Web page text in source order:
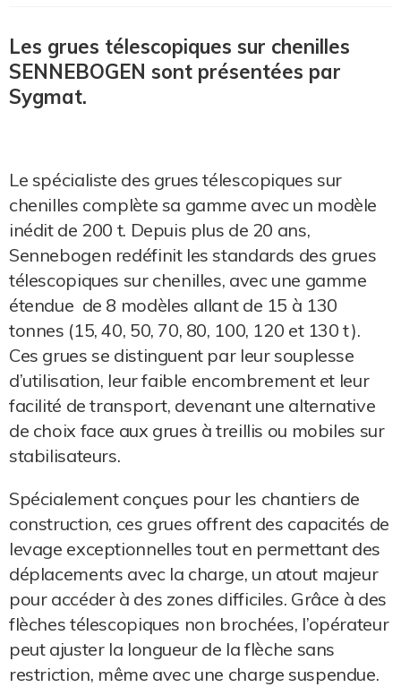
Les grues télescopiques sur chenilles
SENNEBOGEN sont présentées par
Sygmat.
Le spécialiste des grues télescopiques sur
chenilles complète sa gamme avec un modèle
inédit de 200 t. Depuis plus de 20 ans,
Sennebogen redéfinit les standards des grues
télescopiques sur chenilles, avec une gamme
étendue de 8 modèles allant de 15 à 130
tonnes (15, 40, 50, 70, 80, 100, 120 et 130 t).
Ces grues se distinguent par leur souplesse
d’utilisation, leur faible encombrement et leur
facilité de transport, devenant une alternative
de choix face aux grues à treillis ou mobiles sur
stabilisateurs.
Spécialement conçues pour les chantiers de
construction, ces grues offrent des capacités de
levage exceptionnelles tout en permettant des
déplacements avec la charge, un atout majeur
pour accéder à des zones difficiles. Grâce à des
flèches télescopiques non brochées, l’opérateur
peut ajuster la longueur de la flèche sans
restriction, même avec une charge suspendue.